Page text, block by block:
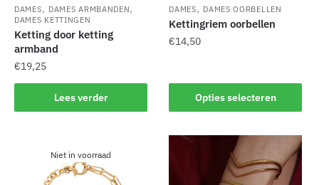
de
productpagina
productpagina
DAMES, DAMES ARMBANDEN,
DAMES KETTINGEN
Ketting door ketting
armband
€19,25
Lees verder
DAMES, DAMES OORBELLEN
Kettingriem oorbellen
€14,50
Opties selecteren
product
variaties.
Niet in voorraad